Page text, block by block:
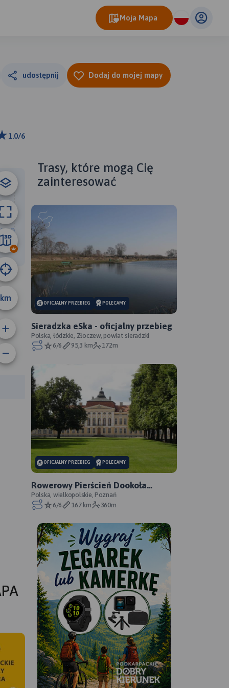
Moja Mapa
udostępnij Dodaj do mojej mapy
1.0/6
km
24 km
trasy:
Trasy, które mogą Cię
zainteresować
OFICJALNY PRZEBIEG POLECAMY
Sieradzka eSka - oficjalny przebieg
Polska, łódzkie, Złoczew, powiat sieradzki
6/6
95,3 km 172m
OFICJALNY PRZEBIEG POLECAMY
Rowerowy Pierścień Dookoła
Poznania - oficjalny przebieg
Polska, wielkopolskie, Poznań
6/6
167 km 360m